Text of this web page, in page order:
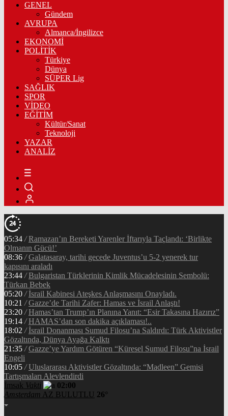
GENEL
Gündem
AVRUPA
Almanca/İngilizce
EKONOMİ
POLİTİK
Türkiye
Dünya
SÜPER Lig
SAĞLIK
SPOR
VİDEO
EĞİTİM
Kültür/Sanat
Teknoloji
YAZAR
ANALİZ
05:34 / Ramazan’ın Bereketi Yarenler İftarıyla Taçlandı: ‘Birlikte
Olmanın Gücü!’
08:36 / Galatasaray, tarihi gecede Juventus’u 5-2 yenerek tur
kapısını araladı
23:44 / Bulgaristan Türklerinin Kimlik Mücadelesinin Sembolü:
Türkan Bebek
05:20 / İsrail Kabinesi Ateşkes Anlaşmasını Onayladı.
10:21 / Gazze’de Tarihi Zafer: Hamas ve İsrail Anlaştı!
23:20 / Hamas’tan Trump’ın Planına Yanıt: “Esir Takasına Hazırız”
19:14 / HAMAS’dan son dakika açıklaması!..
18:02 / İsrail Donanması Sumud Filosu’na Saldırdı: Türk Aktivistler
Gözaltında, Dünya Ayağa Kalktı
21:35 / Gazze’ye Yardım Götüren “Küresel Sumud Filosu”na İsrail
Engeli
10:05 / Uluslararası Aktivistler Gözaltında: “Madleen” Gemisi
Tartışmaları Alevlendirdi
İmsak Vakti
02:00
Amsterdam AZ BULUTLU 26°